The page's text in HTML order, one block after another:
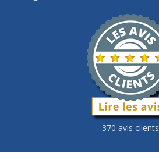
370 avis clients